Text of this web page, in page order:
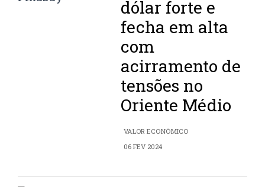
dólar forte e
fecha em alta
com
acirramento de
tensões no
Oriente Médio
VALOR ECONÔMICO
06 FEV 2024